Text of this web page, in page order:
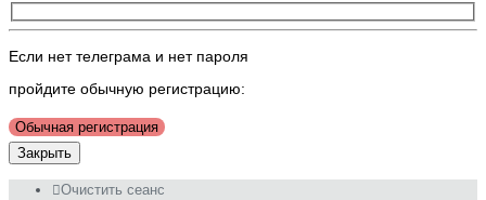
Если нет телеграма и нет пароля
пройдите обычную регистрацию:
Обычная регистрация
Закрыть
Очистить сеанс